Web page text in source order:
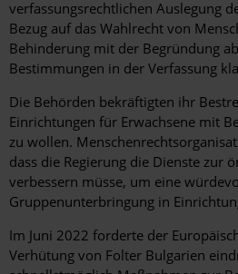
verfassungsrechtlichen Auslegung
Bezug auf das Wahlrecht von
Behinderung mit der Begründung
Bestimmungen in der Verfassung
Die Behörden bekräftigten ihr
Einrichtungen für Erwachsene mit
zu wollen.
dass die Regierung die Dienste zur
verbessern müsse, um eine
Gruppenunterbringung in
Im Juni 2022 forderte der
Verhütung von Folter Bulgarien